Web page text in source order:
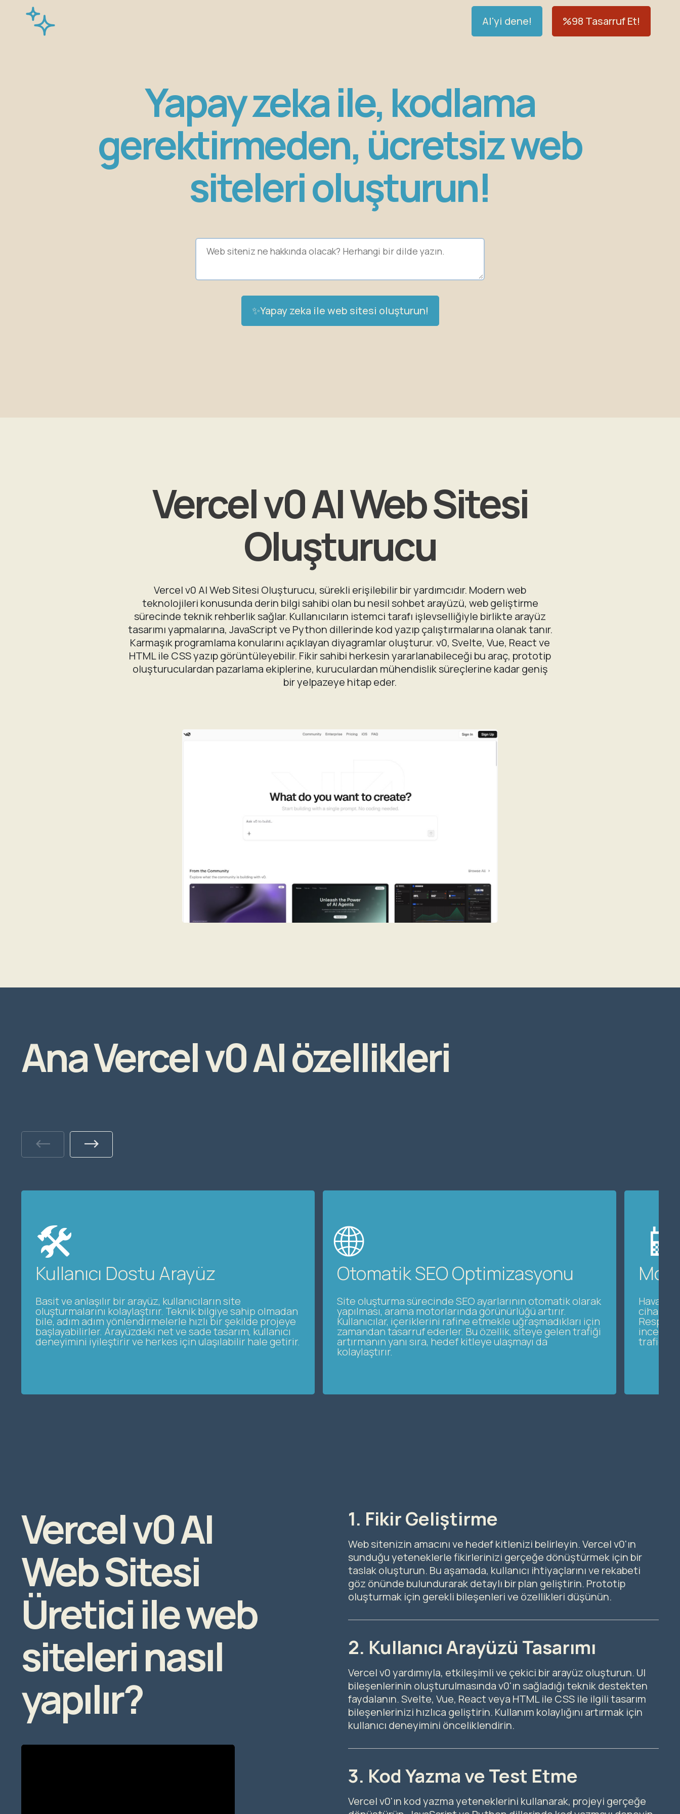
AI'yi dene! %98 Tasarruf Et!
Yapay zeka ile, kodlama
gerektirmeden, ücretsiz web
siteleri oluşturun!
✨Yapay zeka ile web sitesi oluşturun!
Vercel v0 AI Web Sitesi
Oluşturucu
Vercel v0 AI Web Sitesi Oluşturucu, sürekli erişilebilir bir yardımcıdır. Modern web
teknolojileri konusunda derin bilgi sahibi olan bu nesil sohbet arayüzü, web geliştirme
sürecinde teknik rehberlik sağlar. Kullanıcıların istemci tarafı işlevselliğiyle birlikte arayüz
tasarımı yapmalarına, JavaScript ve Python dillerinde kod yazıp çalıştırmalarına olanak tanır.
Karmaşık programlama konularını açıklayan diyagramlar oluşturur. v0, Svelte, Vue, React ve
HTML ile CSS yazıp görüntüleyebilir. Fikir sahibi herkesin yararlanabileceği bu araç, prototip
oluşturuculardan pazarlama ekiplerine, kuruculardan mühendislik süreçlerine kadar geniş
bir yelpazeye hitap eder.
Ana Vercel v0 AI özellikleri
🛠️
Kullanıcı Dostu Arayüz
Basit ve anlaşılır bir arayüz, kullanıcıların site
oluşturmalarını kolaylaştırır. Teknik bilgiye sahip olmadan
bile, adım adım yönlendirmelerle hızlı bir şekilde projeye
başlayabilirler. Arayüzdeki net ve sade tasarım, kullanıcı
deneyimini iyileştirir ve herkes için ulaşılabilir hale getirir.
🌐
Otomatik SEO Optimizasyonu
Site oluşturma sürecinde SEO ayarlarının otomatik olarak
yapılması, arama motorlarında görünürlüğü artırır.
Kullanıcılar, içeriklerini rafine etmekle uğraşmadıkları için
zamandan tasarruf ederler. Bu özellik, siteye gelen trafiği
artırmanın yanı sıra, hedef kitleye ulaşmayı da
kolaylaştırır.
📱
Havalı
cihazda
trafiği
Next
Vercel v0 AI
Web Sitesi
Üretici ile web
siteleri nasıl
yapılır?
1. Fikir Geliştirme
Web sitenizin amacını ve hedef kitlenizi belirleyin. Vercel v0'ın
sunduğu yeteneklerle fikirlerinizi gerçeğe dönüştürmek için bir
taslak oluşturun. Bu aşamada, kullanıcı ihtiyaçlarını ve rekabeti
göz önünde bulundurarak detaylı bir plan geliştirin. Prototip
oluşturmak için gerekli bileşenleri ve özellikleri düşünün.
2. Kullanıcı Arayüzü Tasarımı
Vercel v0 yardımıyla, etkileşimli ve çekici bir arayüz oluşturun. UI
bileşenlerinin oluşturulmasında v0'ın sağladığı teknik destekten
faydalanın. Svelte, Vue, React veya HTML ile CSS ile ilgili tasarım
bileşenlerinizi hızlıca geliştirin. Kullanım kolaylığını artırmak için
kullanıcı deneyimini önceliklendirin.
3. Kod Yazma ve Test Etme
Vercel v0'ın kod yazma yeteneklerini kullanarak, projeyi gerçeğe